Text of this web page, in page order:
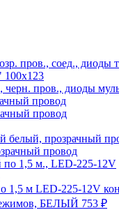
пров., соед., диоды
пров., диоды
провод
провод
белый, прозрачный
провод
по 1,5 м., LED-225-12V
1,5 м LED-225-12V
БЕЛЫЙ 753 ₽